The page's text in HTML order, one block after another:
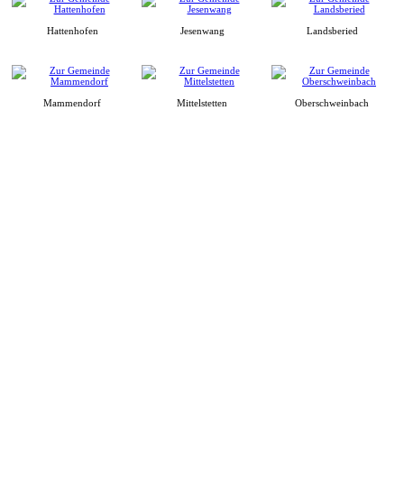
Hattenhofen Jesenwang Landsberied
Mammendorf Mittelstetten Oberschweinbach